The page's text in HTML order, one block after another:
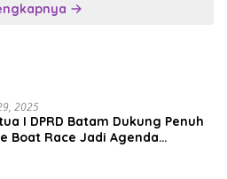
2025
I DPRD Batam Dukung Penuh
Boat Race Jadi Agenda